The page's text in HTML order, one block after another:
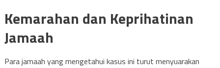
Kemarahan dan Keprihatinan
Jamaah
Para jamaah yang mengetahui kasus ini turut menyuarakan